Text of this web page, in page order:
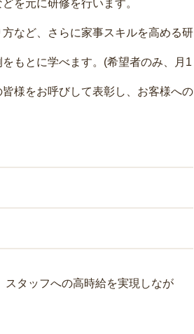
を元に研修を行います。
など、さらに家事スキルを高める研
もとに学べます。(希望者のみ、月1
様をお呼びして表彰し、お客様への
タッフへの高時給を実現しなが